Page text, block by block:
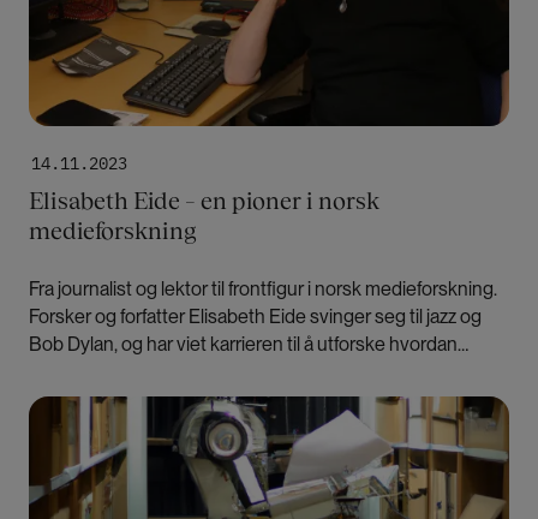
14.11.2023
Elisabeth Eide – en pioner i norsk
medieforskning
Fra journalist og lektor til frontfigur i norsk medieforskning.
Forsker og forfatter Elisabeth Eide svinger seg til jazz og
Bob Dylan, og har viet karrieren til å utforske hvordan
Bilde